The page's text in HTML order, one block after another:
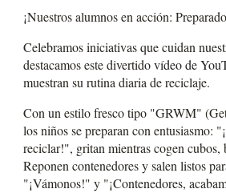
¡Nuestros alumnos en acción:
Celebramos iniciativas que cuidan
destacamos este divertidovídeo de
muestran su rutina diaria de reciclaje.
Con un estilo fresco tipo "GRWM"
los niños se preparan con entusiasmo:
reciclar!", gritan mientras cogen cubos,
Reponen contenedores y salen listos
"¡Vámonos!" y "¡Contenedores,